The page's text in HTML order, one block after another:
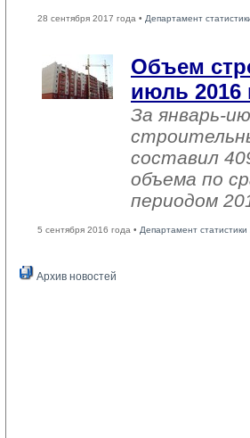
28 сентября 2017 года • Департамент
Объем
июль 2016
За январь-
составил
объема по
периодом
5 сентября 2016 года • Департамент
Архив новостей